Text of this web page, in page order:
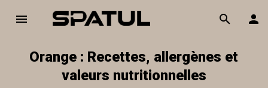
Orange : Recettes, allergènes et
valeurs nutritionnelles